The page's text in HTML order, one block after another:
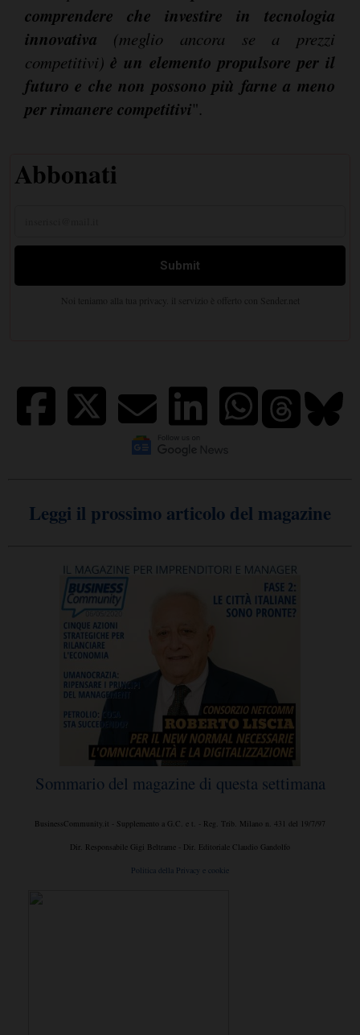
comprendere che investire in tecnologia
innovativa (meglio ancora se a prezzi
competitivi) è un elemento propulsore per il
futuro e che non possono più farne a meno
per rimanere competitivi".
Leggi il prossimo articolo del magazine
Sommario del magazine di questa settimana
BusinessCommunity.it - Supplemento a G.C. e t. - Reg. Trib. Milano n. 431 del 19/7/97
Dir. Responsabile Gigi Beltrame - Dir. Editoriale Claudio Gandolfo
Politica della Privacy e cookie